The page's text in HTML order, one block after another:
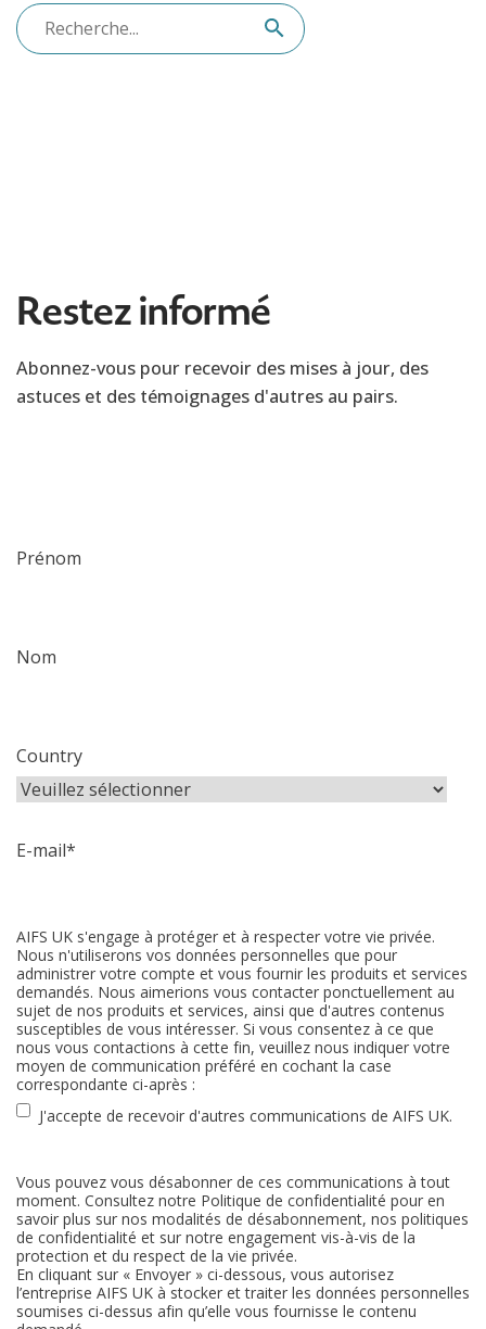
Restez informé
Abonnez-vous pour recevoir des mises à jour, des
astuces et des témoignages d'autres au pairs.
Prénom
Nom
Country
E-mail*
AIFS UK s'engage à protéger et à respecter votre vie privée.
Nous n'utiliserons vos données personnelles que pour
administrer votre compte et vous fournir les produits et services
demandés. Nous aimerions vous contacter ponctuellement au
sujet de nos produits et services, ainsi que d'autres contenus
susceptibles de vous intéresser. Si vous consentez à ce que
nous vous contactions à cette fin, veuillez nous indiquer votre
moyen de communication préféré en cochant la case
correspondante ci-après :
J'accepte de recevoir d'autres communications de AIFS UK.
Vous pouvez vous désabonner de ces communications à tout
moment. Consultez notre Politique de confidentialité pour en
savoir plus sur nos modalités de désabonnement, nos politiques
de confidentialité et sur notre engagement vis-à-vis de la
protection et du respect de la vie privée.
En cliquant sur « Envoyer » ci-dessous, vous autorisez
l’entreprise AIFS UK à stocker et traiter les données personnelles
soumises ci-dessus afin qu’elle vous fournisse le contenu